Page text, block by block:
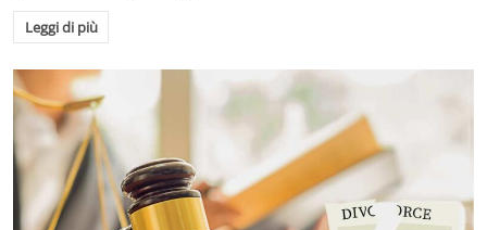
Leggi di più